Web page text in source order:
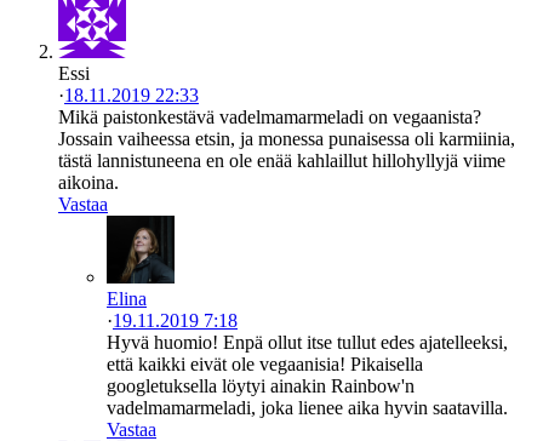
Essi
·18.11.2019 22:33
Mikä paistonkestävä vadelmamarmeladi on vegaanista?
Jossain vaiheessa etsin, ja monessa punaisessa oli karmiinia,
tästä lannistuneena en ole enää kahlaillut hillohyllyjä viime
aikoina.
Vastaa
Elina
·19.11.2019 7:18
Hyvä huomio! Enpä ollut itse tullut edes ajatelleeksi,
että kaikki eivät ole vegaanisia! Pikaisella
googletuksella löytyi ainakin Rainbow'n
vadelmamarmeladi, joka lienee aika hyvin saatavilla.
Vastaa